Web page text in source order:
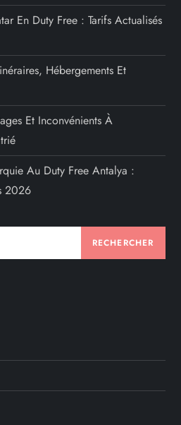
En Duty Free : Tarifs Actualisés
Hébergements Et
Et Inconvénients À
Au Duty Free Antalya :
2026